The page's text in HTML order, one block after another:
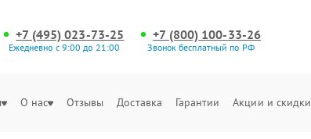
+7 (495) 023-73-25
Ежедневно с 9:00 до 21:00
+7 (800) 100-33-26
Звонок бесплатный по РФ
О нас Отзывы Доставка Гарантии Акции и скидки